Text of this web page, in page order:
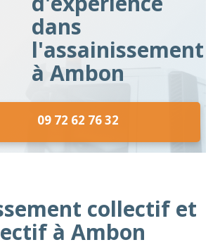
dans
l'assainissement
à Ambon
09 72 62 76 32
collectif et
à Ambon